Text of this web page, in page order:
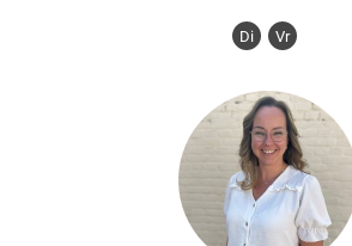
Di Vr